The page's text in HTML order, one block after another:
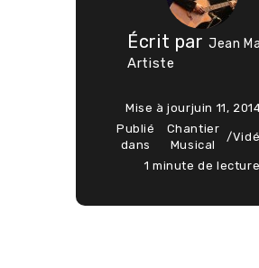
Écrit parJean
Artiste
Mise à jourjuin 11,
Publié
dans
Chantier
Musical
/
1 minute de lecture